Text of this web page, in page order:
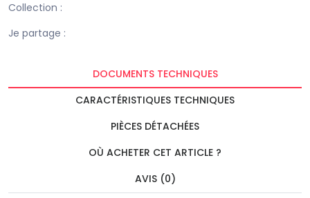
Collection :
Je partage :
DOCUMENTS TECHNIQUES
CARACTÉRISTIQUES TECHNIQUES
PIÈCES DÉTACHÉES
OÙ ACHETER CET ARTICLE ?
AVIS (0)